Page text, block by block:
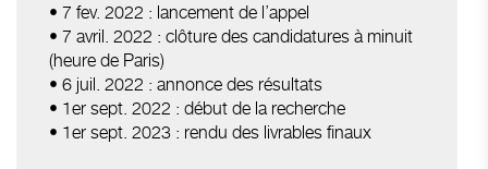
• 7 fev. 2022 : lancement de l’appel
• 7 avril. 2022 : clôture des candidatures à minuit
(heure de Paris)
• 6 juil. 2022 : annonce des résultats
• 1er sept. 2022 : début de la recherche
• 1er sept. 2023 : rendu des livrables finaux